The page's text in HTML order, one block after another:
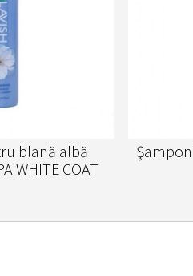
blană albă
WHITE COAT
Şampon